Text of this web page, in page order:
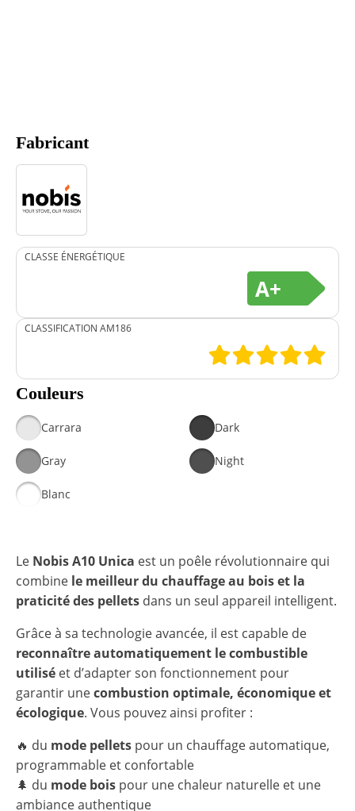
Fabricant
CLASSE ÉNERGÉTIQUE
A+
CLASSIFICATION AM186
Couleurs
Carrara Dark
Gray Night
Blanc
Le Nobis A10 Unica est un poêle révolutionnaire qui
combine le meilleur du chauffage au bois et la
praticité des pellets dans un seul appareil intelligent.
Grâce à sa technologie avancée, il est capable de
reconnaître automatiquement le combustible
utilisé et d’adapter son fonctionnement pour
garantir unecombustion optimale, économique et
écologique. Vous pouvez ainsi profiter :
🔥 du mode pellets pour un chauffage automatique,
programmable et confortable
🌲 du mode bois pour une chaleur naturelle et une
ambiance authentique